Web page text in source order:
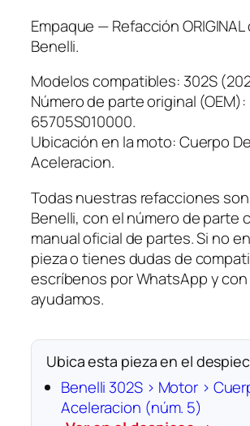
Empaque — Refacción ORIGINAL
Benelli.
Modelos compatibles: 302S
Número de parte original (OEM):
65705S010000.
Ubicación en la moto: Cuerpo De
Aceleracion.
Todas nuestras refacciones
Benelli, con el número de parte
manual oficial de partes. Si no
pieza o tienes dudas de
escríbenos por WhatsApp y
ayudamos.
Ubica esta pieza en el
Benelli 302S › Motor ›
Aceleracion (núm. 5)